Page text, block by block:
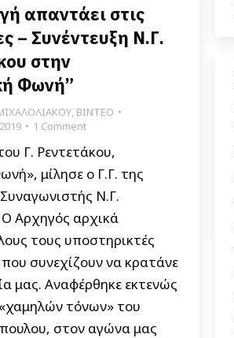
απαντάει στις
– Συνέντευξη Ν.Γ.
στην
Φωνή”
, ΒΙΝΤΕΟ
1 Comment
Γ. Ρεντετάκου,
μίλησε ο Γ.Γ. της
Ν.Γ.
Αρχηγός αρχικά
τους υποστηρικτές
συνεχίζουν να κρατάνε
μας. Αναφέρθηκε εκτενώς
τόνων» του
στον αγώνα μας